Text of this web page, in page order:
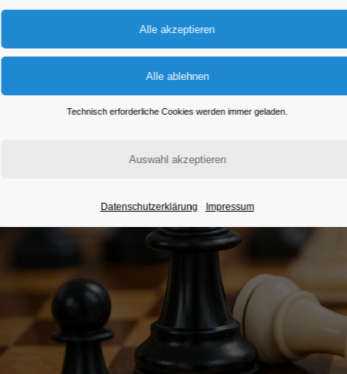
Technisch erforderliche Cookies werden immer geladen.
Datenschutzerklärung Impressum